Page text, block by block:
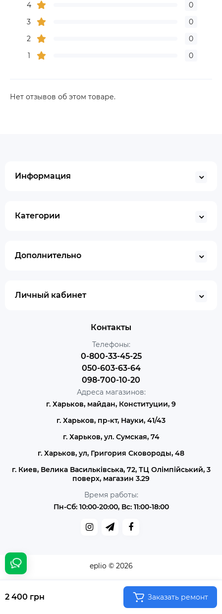
4
0
3
0
2
0
1
0
Нет отзывов об этом товаре.
2 400 грн Заказать ремонт
Информация
Категории
Дополнительно
Личный кабинет
Контакты
Телефоны:
0-800-33-45-25
050-603-63-64
098-700-10-20
Адреса магазинов:
г. Харьков, майдан, Конституции, 9
г. Харьков, пр-кт, Науки, 41/43
г. Харьков, ул. Сумская, 74
г. Харьков, ул, Григория Сковороды, 48
г. Киев, Велика Васильківська, 72, ТЦ Олімпійський, 3
поверх, магазин 3.29
Время работы:
Пн-Сб: 10:00-20:00, Вс: 11:00-18:00
eplio © 2026